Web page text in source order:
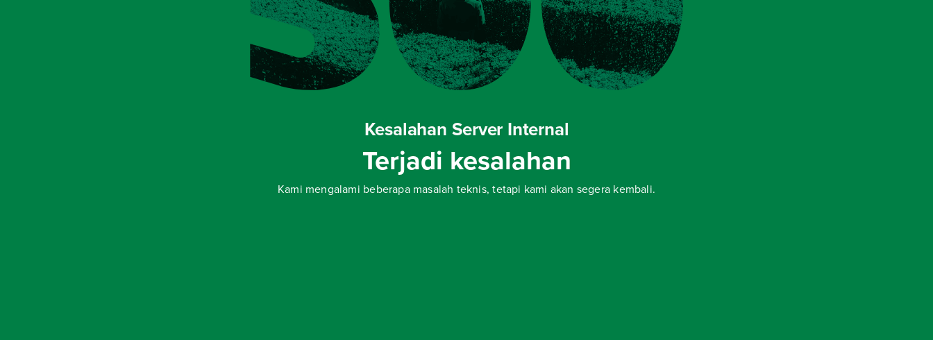
Kesalahan Server Internal
Terjadi kesalahan
Kami mengalami beberapa masalah teknis, tetapi kami akan segera kembali.